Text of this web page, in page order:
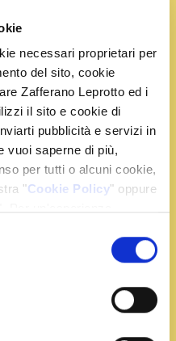
necessari proprietari per
del sito, cookie
Zafferano Leprotto ed i
il sito e cookie di
pubblicità e servizi in
vuoi saperne di più,
per tutti o alcuni cookie,
"Cookie Policy" oppure